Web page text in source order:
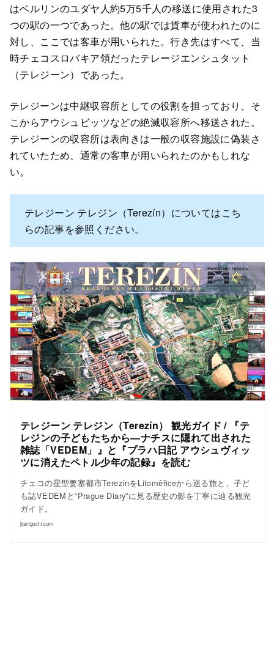
はベルリンのユダヤ人約5万5千人の移送に使用された3
つの駅の一つであった。他の駅では貨車が使われたのに
対し、ここでは客車が用いられた。行き先はすべて、当
時チェコスロバキア領だったテレージエンシュタット
（テレジーン）であった。
テレジーンは中継収容所としての役割を担っており、そ
こからアウシュビッツなどの絶滅収容所へ移送された。
テレジーンの収容所は表向きは一般の収容施設に偽装さ
れていたため、通常の客車が用いられたのかもしれな
い。
テレジーン テレジン（Terezín）についてはこち
らの記事を参照ください。
テレジーン テレジン（Terezín） 観光ガイド / 『テ
レジンの子どもたちから―ナチスに隠れて出された
雑誌「VEDEM」』と『プラハ日記 アウシュヴィッ
ツに消えたペトル少年の記録』を読む
チェコの星型要塞都市TerezínをLitoměřiceから巡る旅と、子ど
も誌VEDEMと“Prague Diary”に見る歴史の影を丁寧に辿る観光
ガイド。
jtaniguchi.com